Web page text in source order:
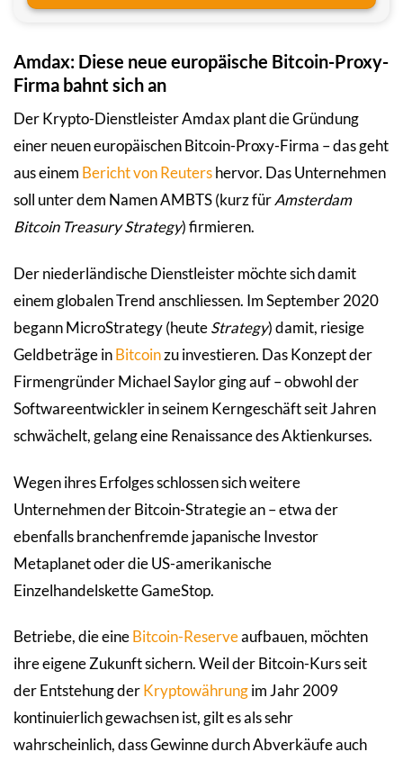
Amdax: Diese neue europäische Bitcoin-Proxy-
Firma bahnt sich an
Der Krypto-Dienstleister Amdax plant die Gründung
einer neuen europäischen Bitcoin-Proxy-Firma – das geht
aus einem Bericht von Reutershervor. Das Unternehmen
soll unter dem Namen AMBTS (kurz fürAmsterdam
Bitcoin Treasury Strategy) firmieren.
Der niederländische Dienstleister möchte sich damit
einem globalen Trend anschliessen. Im September 2020
begann MicroStrategy (heuteStrategy) damit, riesige
Geldbeträge inBitcoinzu investieren. Das Konzept der
Firmengründer Michael Saylor ging auf – obwohl der
Softwareentwickler in seinem Kerngeschäft seit Jahren
schwächelt, gelang eine Renaissance des Aktienkurses.
Wegen ihres Erfolges schlossen sich weitere
Unternehmen der Bitcoin-Strategie an – etwa der
ebenfalls branchenfremde japanische Investor
Metaplanet oder die US-amerikanische
Einzelhandelskette GameStop.
Betriebe, die eineBitcoin-Reserveaufbauen, möchten
ihre eigene Zukunft sichern. Weil der Bitcoin-Kurs seit
der Entstehung derKryptowährungim Jahr 2009
kontinuierlich gewachsen ist, gilt es als sehr
wahrscheinlich, dass Gewinne durch Abverkäufe auch